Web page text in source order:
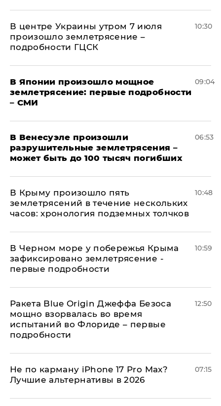
В центре Украины утром 7 июля
произошло землетрясение –
подробности ГЦСК
10:30
В Японии произошло мощное
землетрясение: первые подробности
– СМИ
09:04
В Венесуэле произошли
разрушительные землетрясения –
может быть до 100 тысяч погибших
06:53
В Крыму произошло пять
землетрясений в течение нескольких
часов: хронология подземных толчков
10:48
В Черном море у побережья Крыма
зафиксировано землетрясение -
первые подробности
10:59
Ракета Blue Origin Джеффа Безоса
мощно взорвалась во время
испытаний во Флориде – первые
подробности
12:50
Не по карману iPhone 17 Pro Max?
Лучшие альтернативы в 2026
07:15